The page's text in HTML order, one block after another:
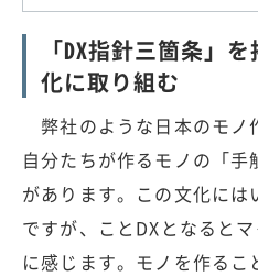
「DX指針三箇条」
化に取り組む
弊社のような日本のモノ
自分たちが作るモノの「
があります。この文化に
ですが、ことDXとなると
に感じます。モノを作る